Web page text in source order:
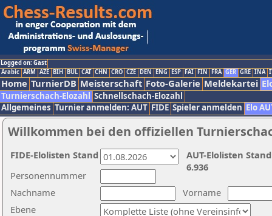
Logged on: Gast
Arabic ARM AZE BIH BUL CAT CHN CRO CZE DEN ENG ESP FAI FIN FRA GER GRE INA
Home TurnierDB Meisterschaft Foto-Galerie Meldekartei
Turnierschach-Elozahl Schnellschach-Elozahl
Allgemeines Turnier anmelden: AUT FIDE Spieler anmelden Elo
Willkommen bei den offiziellen
Nachname
Vorname
Ebene
Personennummer
AUT-Elolisten
6.936
FIDE-Elolisten Stand